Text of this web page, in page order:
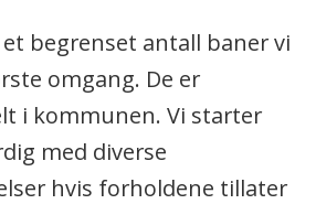
begrenset antall baner vi
omgang. De er
i kommunen. Vi starter
med diverse
hvis forholdene tillater